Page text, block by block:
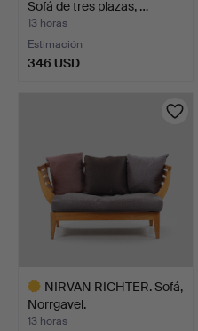
Sofá de tres plazas, …
13 horas
Estimación
346 USD
NIRVAN RICHTER. Sofá,
Norrgavel.
13 horas